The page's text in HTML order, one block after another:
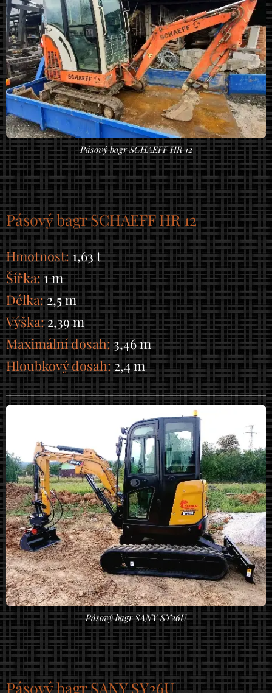
Pásový bagr SCHAEFF HR 12
Pásový bagr SCHAEFF HR 12
Hmotnost: 1,63 t
Šířka:1 m
Délka:2,5 m
Výška:2,39 m
Maximální dosah:3,46 m
Hloubkový dosah:2,4 m
Pásový bagr SANY SY26U
Pásový bagr SANY SY26U